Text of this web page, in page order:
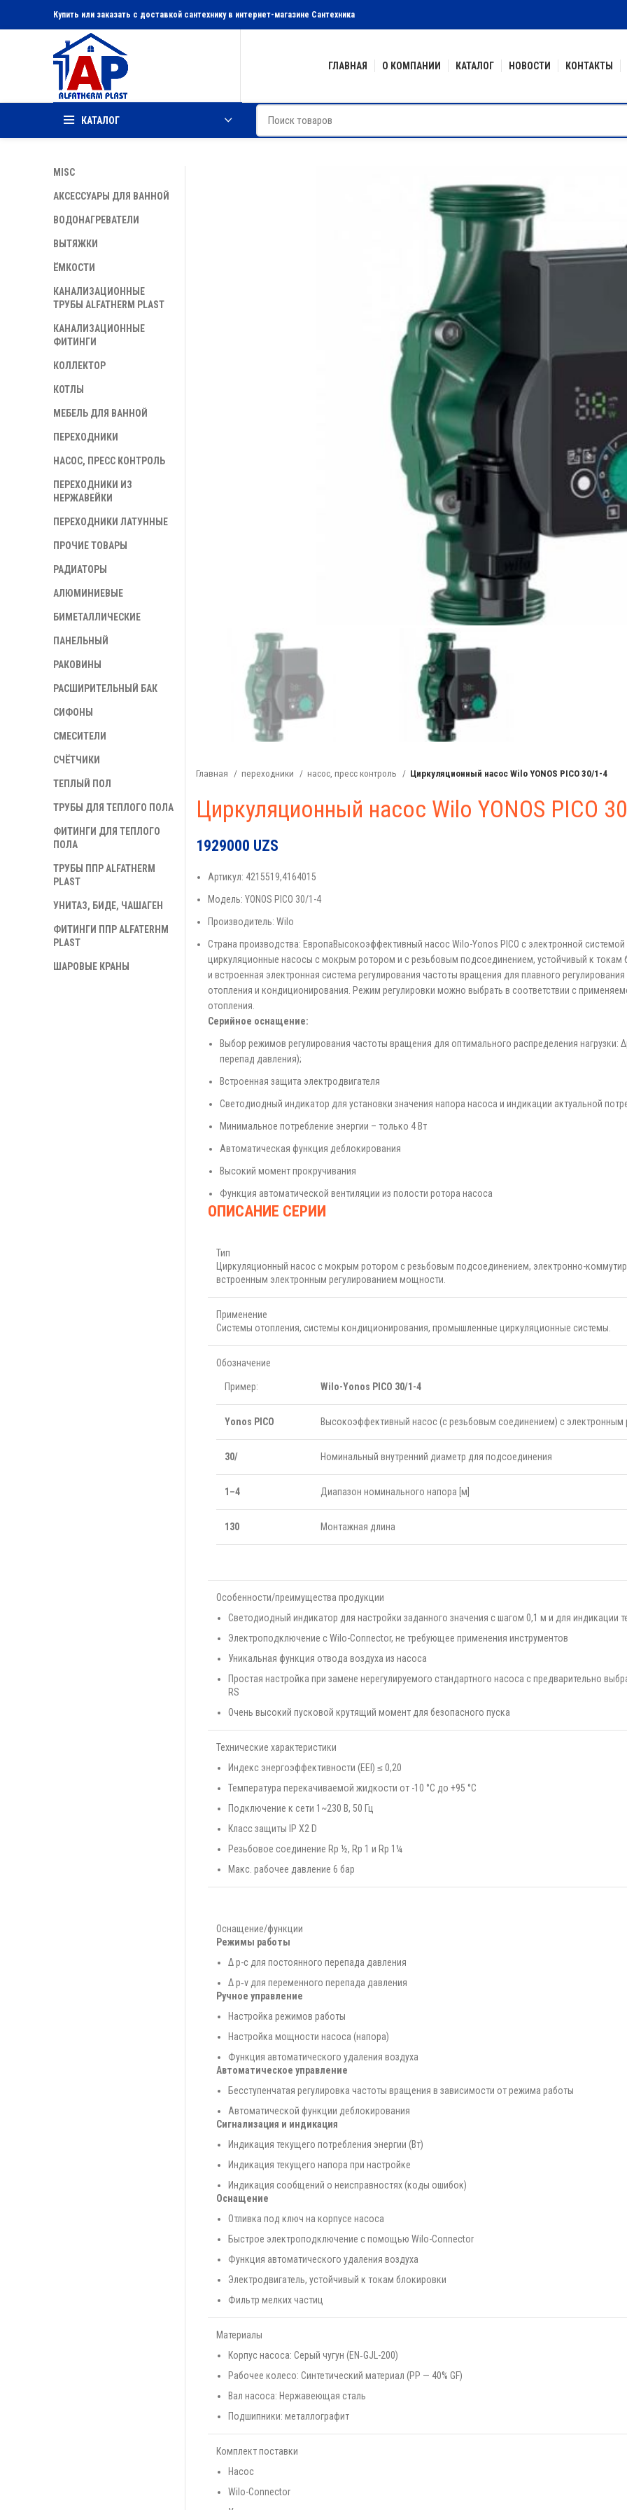
Купить или заказать с доставкой сантехнику в интернет-магазине Сантехника
ГЛАВНАЯ О КОМПАНИИ КАТАЛОГ НОВОСТИ КОНТАКТЫ
КАТАЛОГ
Главная переходники насос, пресс контроль Циркуляционный насос Wilo YONOS PICO 30/1-4
Циркуляционный насос Wilo YONOS PICO
1929000 UZS
Артикул: 4215519,4164015
Модель: YONOS PICO 30/1-4
Производитель: Wilo
Страна производства: ЕвропаВысокоэффективный насос Wilo-Yonos PICO с электронной
циркуляционные насосы с мокрым ротором и с резьбовым подсоединением, устойчивый к токам
и встроенная электронная система регулирования частоты вращения для плавного
отопления и кондиционирования. Режим регулировки можно выбрать в соответствии с
отопления.
Серийное оснащение:
Выбор режимов регулирования частоты вращения для оптимального распределения
перепад давления);
Встроенная защита электродвигателя
Светодиодный индикатор для установки значения напора насоса и индикации актуальной
Минимальное потребление энергии – только 4 Вт
Автоматическая функция деблокирования
Высокий момент прокручивания
Функция автоматической вентиляции из полости ротора насоса
ОПИСАНИЕ СЕРИИ
Тип
Циркуляционный насос с мокрым ротором с резьбовым подсоединением, электронно-
встроенным электронным регулированием мощности.
Применение
Системы отопления, системы кондиционирования, промышленные циркуляционные системы.
Обозначение
Пример: Wilo-Yonos PICO 30/1-4
Yonos PICO Высокоэффективный насос (с резьбовым соединением) с электронным
30/ Номинальный внутренний диаметр для подсоединения
1–4 Диапазон номинального напора [м]
130 Монтажная длина
Особенности/преимущества продукции
Светодиодный индикатор для настройки заданного значения с шагом 0,1 м и для индикации
Электроподключение с Wilo-Connector, не требующее применения инструментов
Уникальная функция отвода воздуха из насоса
Простая настройка при замене нерегулируемого стандартного насоса с предварительно
RS
Очень высокий пусковой крутящий момент для безопасного пуска
Технические характеристики
Индекс энергоэффективности (EEI) ≤ 0,20
Температура перекачиваемой жидкости от -10 °C до +95 °C
Подключение к сети 1~230 В, 50 Гц
Класс защиты IP X2 D
Резьбовое соединение Rp ½, Rp 1 и Rp 1¼
Макс. рабочее давление 6 бар
Оснащение/функции
Режимы работы
Δ p-c для постоянного перепада давления
Δ p‐v для переменного перепада давления
Ручное управление
Настройка режимов работы
Настройка мощности насоса (напора)
Функция автоматического удаления воздуха
Автоматическое управление
Бесступенчатая регулировка частоты вращения в зависимости от режима работы
Автоматической функции деблокирования
Сигнализация и индикация
Индикация текущего потребления энергии (Вт)
Индикация текущего напора при настройке
Индикация сообщений о неисправностях (коды ошибок)
Оснащение
Отливка под ключ на корпусе насоса
Быстрое электроподключение с помощью Wilo-Connector
Функция автоматического удаления воздуха
Электродвигатель, устойчивый к токам блокировки
Фильтр мелких частиц
Материалы
Корпус насоса: Серый чугун (EN‐GJL-200)
Рабочее колесо: Синтетический материал (PP — 40% GF)
Вал насоса: Нержавеющая сталь
Подшипники: металлографит
Комплект поставки
Насос
Wilo-Connector
MISC
АКСЕССУАРЫ ДЛЯ ВАННОЙ
ВОДОНАГРЕВАТЕЛИ
ВЫТЯЖКИ
ЁМКОСТИ
КАНАЛИЗАЦИОННЫЕ
ТРУБЫ ALFATHERM PLAST
КАНАЛИЗАЦИОННЫЕ
ФИТИНГИ
КОЛЛЕКТОР
КОТЛЫ
МЕБЕЛЬ ДЛЯ ВАННОЙ
ПЕРЕХОДНИКИ
НАСОС, ПРЕСС КОНТРОЛЬ
ПЕРЕХОДНИКИ ИЗ
НЕРЖАВЕЙКИ
ПЕРЕХОДНИКИ ЛАТУННЫЕ
ПРОЧИЕ ТОВАРЫ
РАДИАТОРЫ
АЛЮМИНИЕВЫЕ
БИМЕТАЛЛИЧЕСКИЕ
ПАНЕЛЬНЫЙ
РАКОВИНЫ
РАСШИРИТЕЛЬНЫЙ БАК
СИФОНЫ
СМЕСИТЕЛИ
СЧЁТЧИКИ
ТЕПЛЫЙ ПОЛ
ТРУБЫ ДЛЯ ТЕПЛОГО ПОЛА
ФИТИНГИ ДЛЯ ТЕПЛОГО
ПОЛА
ТРУБЫ ППР ALFATHERM
PLAST
УНИТАЗ, БИДЕ, ЧАШАГЕН
ФИТИНГИ ППР ALFATERHM
PLAST
ШАРОВЫЕ КРАНЫ